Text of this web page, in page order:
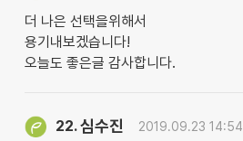
더 나은 선택을위해서
용기내보겠습니다!
오늘도 좋은글 감사합니다.
22.심수진 2019.09.23 14:54